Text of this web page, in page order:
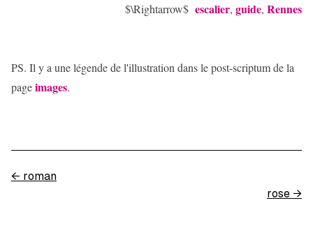
$\Rightarrow$ escalier, guide, Rennes
PS. Il y a une légende de l'illustration dans le post-scriptum de la
pageimages.
← roman
rose →